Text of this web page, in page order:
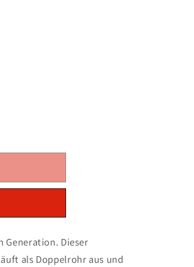
Generation. Dieser
als Doppelrohr aus und